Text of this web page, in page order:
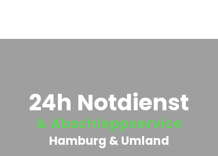
24h Notdienst
& Abschleppservice
Hamburg & Umland